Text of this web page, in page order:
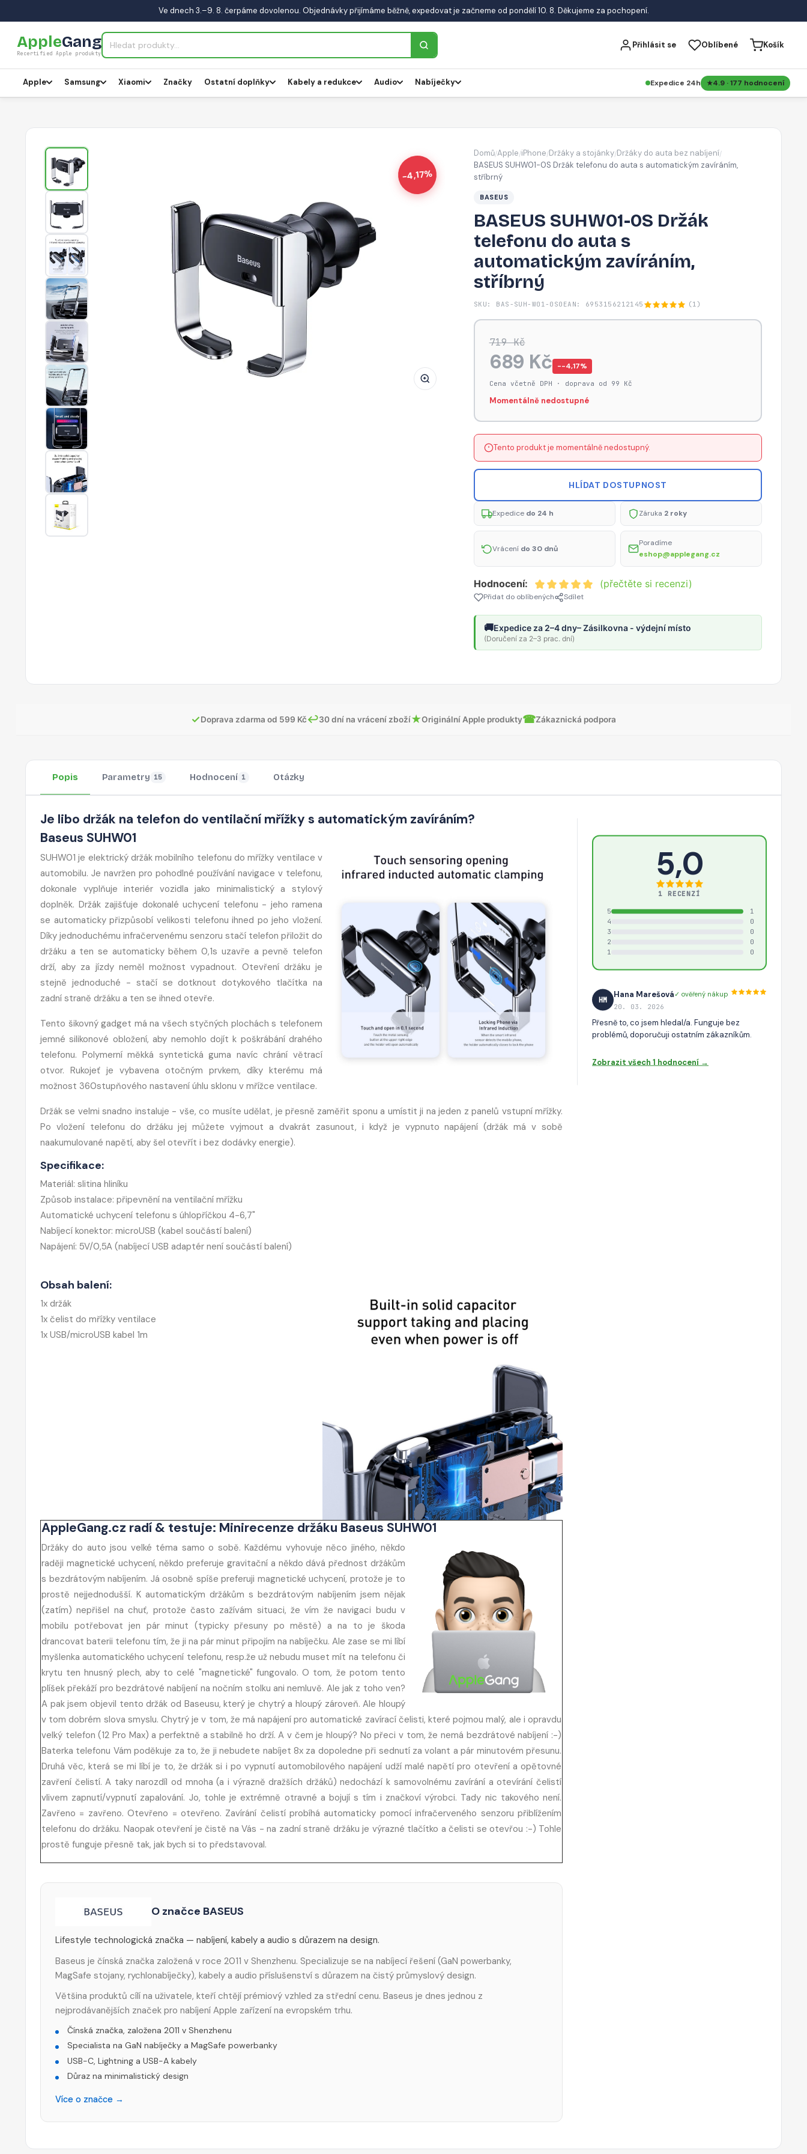
Ve dnech 3.–9. 8. čerpáme dovolenou. Objednávky přijímáme běžně, expedovat je začneme od pondělí 10. 8. Děkujeme za pochopení.
AppleGang
Recertified Apple produkty
Přihlásit se Oblíbené Košík
Apple Samsung Xiaomi Značky Ostatní doplňky Kabely a redukce Audio Nabíječky Expedice 24h 4.9 · 177 hodnocení
-4,17%
SUHW01-
0S
do
auta
Domů/Apple/iPhone/Držáky a stojánky/Držáky do auta bez nabíjení/
BASEUS SUHW01-0S Držák telefonu do auta s automatickým zavíráním,
stříbrný
BASEUS
BASEUS SUHW01-0S Držák
telefonu do auta s
automatickým zavíráním,
stříbrný
SKU: BAS-SUH-W01-0S0 EAN: 6953156212145 (1)
719 Kč
689 Kč −-4,17%
Cena včetně DPH · doprava od 99 Kč
Momentálně nedostupné
Tento produkt je momentálně nedostupný.
HLÍDAT DOSTUPNOST
Expedice do 24 h Záruka 2 roky
Vrácení do 30 dnů
Poradíme
eshop@applegang.cz
Hodnocení: (přečtěte si recenzi)
Přidat do oblíbených Sdílet
🚚Expedice za 2–4 dny– Zásilkovna - výdejní místo
(Doručení za 2–3 prac. dní)
✓Doprava zdarma od 599 Kč↩30 dní na vrácení zboží★Originální Apple produkty☎Zákaznická podpora
Popis Parametry 15 Hodnocení 1 Otázky
Je libo držák na telefon do ventilační mřížky s automatickým zavíráním?
Baseus SUHW01
SUHW01 je elektrický držák mobilního telefonu do mřížky ventilace v
automobilu. Je navržen pro pohodlné používání navigace v telefonu,
dokonale vyplňuje interiér vozidla jako minimalistický a stylový
doplněk. Držák zajišťuje dokonalé uchycení telefonu - jeho ramena
se automaticky přizpůsobí velikosti telefonu ihned po jeho vložení.
Díky jednoduchému infračervenému senzoru stačí telefon přiložit do
držáku a ten se automaticky během 0,1s uzavře a pevně telefon
drží, aby za jízdy neměl možnost vypadnout. Otevření držáku je
stejně jednoduché - stačí se dotknout dotykového tlačítka na
zadní straně držáku a ten se ihned otevře.
Tento šikovný gadget má na všech styčných plochách s telefonem
jemné silikonové obložení, aby nemohlo dojít k poškrábání drahého
telefonu. Polymerní měkká syntetická guma navíc chrání větrací
otvor. Rukojeť je vybavena otočným prvkem, díky kterému má
možnost 360stupňového nastavení úhlu sklonu v mřížce ventilace.
Držák se velmi snadno instaluje - vše, co musíte udělat, je přesně zaměřit sponu a umístit ji na jeden z panelů vstupní mřížky.
Po vložení telefonu do držáku jej můžete vyjmout a dvakrát zasunout, i když je vypnuto napájení (držák má v sobě
naakumulované napětí, aby šel otevřít i bez dodávky energie).
Specifikace:
Materiál: slitina hliníku
Způsob instalace: připevnění na ventilační mřížku
Automatické uchycení telefonu s úhlopříčkou 4-6,7"
Nabíjecí konektor: microUSB (kabel součástí balení)
Napájení: 5V/0,5A (nabíjecí USB adaptér není součástí balení)
Obsah balení:
1x držák
1x čelist do mřížky ventilace
1x USB/microUSB kabel 1m
AppleGang.cz radí & testuje: Minirecenze držáku Baseus SUHW01
Držáky do auto jsou velké téma samo o sobě. Každému vyhovuje něco jiného, někdo
raději magnetické uchycení, někdo preferuje gravitační a někdo dává přednost držákům
s bezdrátovým nabíjením. Já osobně spíše preferuji magnetické uchycení, protože je to
prostě nejjednodušší. K automatickým držákům s bezdrátovým nabíjením jsem nějak
(zatím) nepřišel na chuť, protože často zažívám situaci, že vím že navigaci budu v
mobilu potřebovat jen pár minut (typicky přesuny po městě) a na to je škoda
drancovat baterii telefonu tím, že ji na pár minut připojím na nabíječku. Ale zase se mi líbí
myšlenka automatického uchycení telefonu, resp.že už nebudu muset mít na telefonu či
krytu ten hnusný plech, aby to celé "magnetické" fungovalo. O tom, že potom tento
plíšek překáží pro bezdrátové nabíjení na nočním stolku ani nemluvě. Ale jak z toho ven?
A pak jsem objevil tento držák od Baseusu, který je chytrý a hloupý zároveň. Ale hloupý
v tom dobrém slova smyslu. Chytrý je v tom, že má napájení pro automatické zavírací čelisti, které pojmou malý, ale i opravdu
velký telefon (12 Pro Max) a perfektně a stabilně ho drží. A v čem je hloupý? No přeci v tom, že nemá bezdrátové nabíjení :-)
Baterka telefonu Vám poděkuje za to, že ji nebudete nabíjet 8x za dopoledne při sednutí za volant a pár minutovém přesunu.
Druhá věc, která se mi líbí je to, že držák si i po vypnutí automobilového napájení udží malé napětí pro otevření a opětovné
zavření čelistí. A taky narozdíl od mnoha (a i výrazně dražších držáků) nedochází k samovolnému zavírání a otevírání čelistí
vlivem zapnutí/vypnutí zapalování. Jo, tohle je extrémně otravné a bojují s tím i značkoví výrobci. Tady nic takového není.
Zavřeno = zavřeno. Otevřeno = otevřeno. Zavírání čelistí probíhá automaticky pomocí infračerveného senzoru přiblížením
telefonu do držáku. Naopak otevření je čistě na Vás - na zadní straně držáku je výrazné tlačítko a čelisti se otevřou :-) Tohle
prostě funguje přesně tak, jak bych si to představoval.
O značce BASEUS
Lifestyle technologická značka — nabíjení, kabely a audio s důrazem na design.
Baseus je čínská značka založená v roce 2011 v Shenzhenu. Specializuje se na nabíjecí řešení (GaN powerbanky,
MagSafe stojany, rychlonabíječky), kabely a audio příslušenství s důrazem na čistý průmyslový design.
Většina produktů cílí na uživatele, kteří chtějí prémiový vzhled za střední cenu. Baseus je dnes jednou z
nejprodávanějších značek pro nabíjení Apple zařízení na evropském trhu.
Čínská značka, založena 2011 v Shenzhenu
Specialista na GaN nabíječky a MagSafe powerbanky
USB-C, Lightning a USB-A kabely
Důraz na minimalistický design
Více o značce →
5,0
1 RECENZÍ
5
1
4
0
3
0
2
0
1
0
HM
Hana Marešová✓ ověřený nákup
20. 03. 2026
Přesně to, co jsem hledal/a. Funguje bez
problémů, doporučuji ostatním zákazníkům.
Zobrazit všech 1 hodnocení →